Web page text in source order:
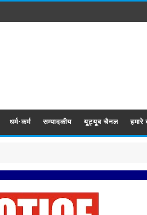
धर्म-कर्म सम्पादकीय यूट्यूब चैनल हमारे